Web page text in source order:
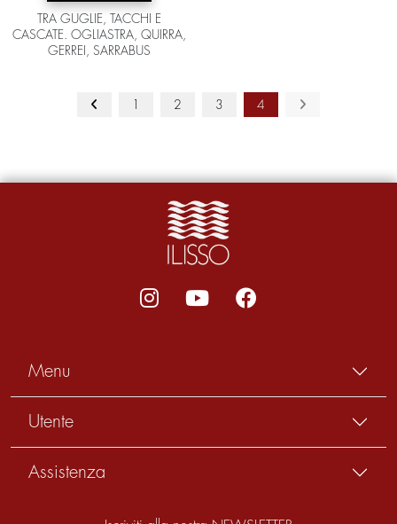
TRA GUGLIE, TACCHI E
CASCATE. OGLIASTRA, QUIRRA,
GERREI, SARRABUS
2 3 4
Menu
Utente
Assistenza